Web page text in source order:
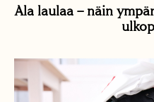
Ala laulaa – näin